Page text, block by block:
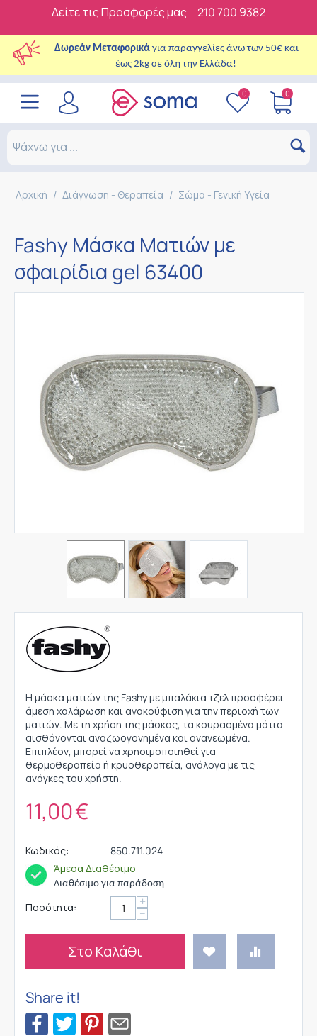
Δείτε τις Προσφορές μας 210 700 9382
Δωρεάν Μεταφορικά για παραγγελίες άνω των 50€ και
έως 2kg σε όλη την Ελλάδα!
0 0
Αρχική / Διάγνωση - Θεραπεία / Σώμα - Γενική Υγεία
Fashy Μάσκα Ματιών με
σφαιρίδια gel 63400
Η μάσκα ματιών της Fashy με μπαλάκια τζελ προσφέρει
άμεση χαλάρωση και ανακούφιση για την περιοχή των
ματιών. Με τη χρήση της μάσκας, τα κουρασμένα μάτια
αισθάνονται αναζωογονημένα και ανανεωμένα.
Επιπλέον, μπορεί να χρησιμοποιηθεί για
θερμoθεραπεία ή κρυοθεραπεία, ανάλογα με τις
ανάγκες του χρήστη.
11,00€
Κωδικός:
850.711.024
Άμεσα Διαθέσιμο
Διαθέσιμο για παράδοση
Ποσότητα: +
−
Στο Καλάθι
Share it!